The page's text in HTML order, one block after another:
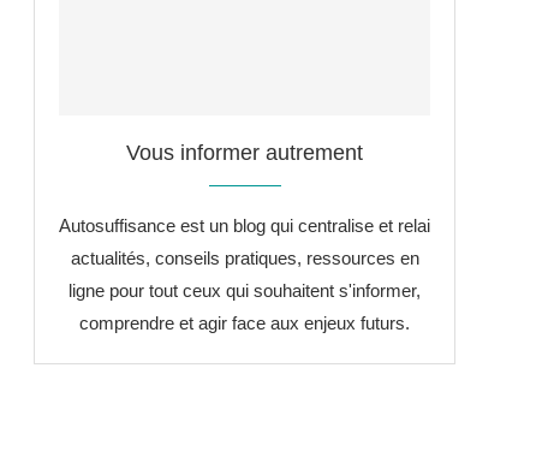
Vous informer autrement
Autosuffisance est un blog qui centralise et relai
actualités, conseils pratiques, ressources en
ligne pour tout ceux qui souhaitent s'informer,
comprendre et agir face aux enjeux futurs.